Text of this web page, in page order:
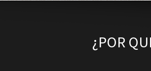
¿POR